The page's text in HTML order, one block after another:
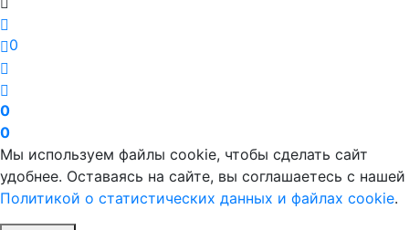
0
0
0
Мы используем файлы cookie, чтобы сделать сайт
удобнее. Оставаясь на сайте, вы соглашаетесь с нашей
Политикой о статистических данных и файлах cookie.